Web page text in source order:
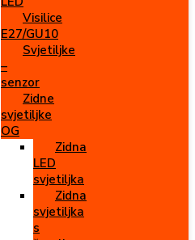
Visilice
E27/GU10
Svjetiljke
–
senzor
Zidne
svjetiljke
OG
Zidna
LED
svjetiljka
Zidna
svjetiljka
s